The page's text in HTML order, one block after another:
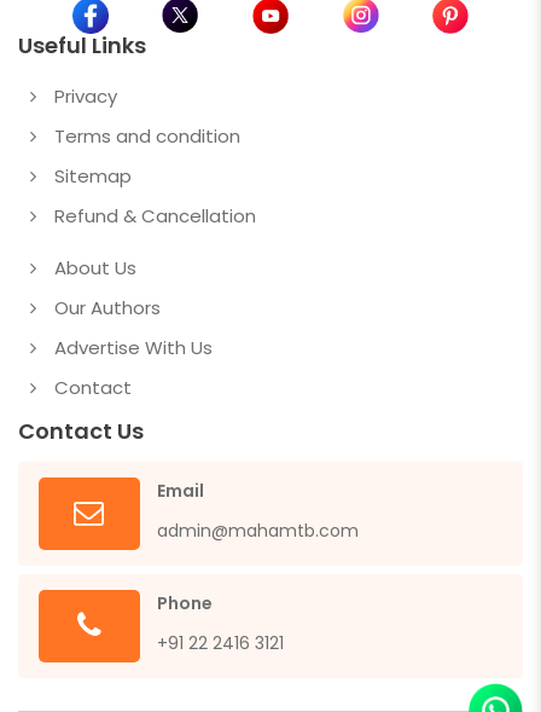
Useful Links
Privacy
Terms and condition
Sitemap
Refund & Cancellation
About Us
Our Authors
Advertise With Us
Contact
Contact Us
Email
admin@mahamtb.com
Phone
+91 22 2416 3121